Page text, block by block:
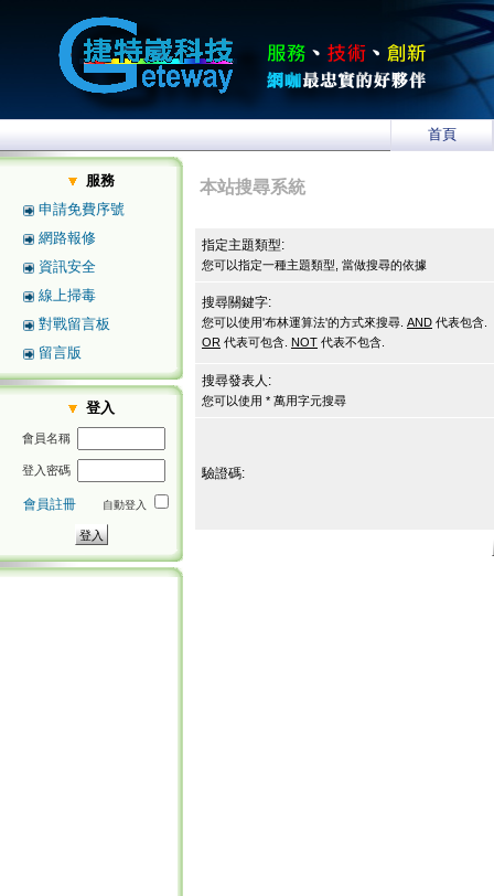
首頁
服務
申請免費序號
網路報修
資訊安全
線上掃毒
對戰留言板
留言版
登入
會員名稱
登入密碼
會員註冊 自動登入
本站搜尋系統
指定主題類型:
您可以指定一種主題類型, 當做搜尋的依據
搜尋關鍵字:
您可以使用'布林運算法'的方式來搜尋. AND 代表包含.
OR 代表可包含. NOT 代表不包含.
搜尋發表人:
您可以使用 * 萬用字元搜尋
驗證碼: